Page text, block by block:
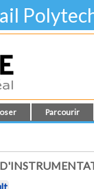
Parcourir